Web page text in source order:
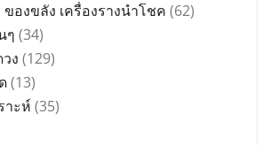
ของขลัง เครื่องรางนำโชค (62)
ๆ (34)
ง (129)
(13)
าะห์ (35)